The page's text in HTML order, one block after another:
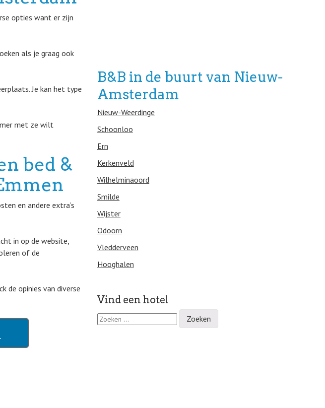
opties want er zijn
als je graag ook
Je kan het type
met ze wilt
bed &
en andere extra’s
in op de website,
of de
de opinies van diverse
B&B in de buurt van Nieuw-
Amsterdam
Nieuw-Weerdinge
Schoonloo
Ern
Kerkenveld
Wilhelminaoord
Smilde
Wijster
Odoorn
Vledderveen
Hooghalen
Vind een hotel
Z
o